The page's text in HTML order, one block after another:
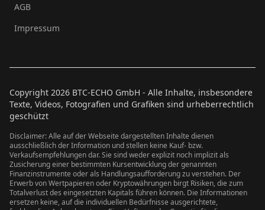
AGB
Impressum
Copyright 2026 BTC-ECHO GmbH - Alle Inhalte, insbesondere
Texte, Videos, Fotografien und Grafiken sind urheberrechtlich
geschützt
Disclaimer: Alle auf der Webseite dargestellten Inhalte dienen
ausschließlich der Information und stellen keine Kauf- bzw.
Verkaufsempfehlungen dar. Sie sind weder explizit noch implizit als
Zusicherung einer bestimmten Kursentwicklung der genannten
Finanzinstrumente oder als Handlungsaufforderung zu verstehen. Der
Erwerb von Wertpapieren oder Kryptowährungen birgt Risiken, die zum
Totalverlust des eingesetzten Kapitals führen können. Die Informationen
ersetzen keine, auf die individuellen Bedürfnisse ausgerichtete,